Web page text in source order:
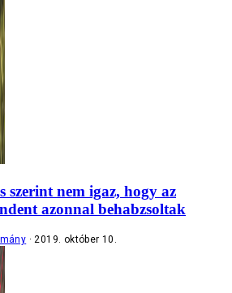
szerint nem igaz, hogy az
azonnal behabzsoltak
2019. október 10.